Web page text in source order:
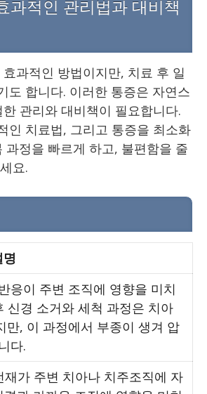
과적인 관리법과 대비책
과적인 방법이지만, 치료 후 일
도 합니다. 이러한 통증은 자연스
관리와 대비책이 필요합니다.
인 치료법, 그리고 통증을 최소화
정을 빠르게 하고, 불편함을 줄
요.
응이 주변 조직에 영향을 미치
신경 소거와 세척 과정은 치아
만, 이 과정에서 부종이 생겨 압
다.
가 주변 치아나 치주조직에 자